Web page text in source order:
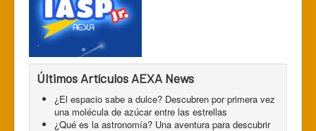
Últimos Artículos AEXA News
¿El espacio sabe a dulce? Descubren por primera vez
una molécula de azúcar entre las estrellas
¿Qué es la astronomía? Una aventura para descubrir